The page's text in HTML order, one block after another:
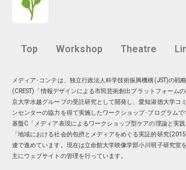
Top Workshop Theatre
メディア･コンテは、独立行政法人科学技術振興機構(JST)の戦
(CREST)「情報デザインによる市民芸術創出プラットフォーム
京大学水越グループの受託研究として開発し、愛知淑徳大学コ
ンセンターの協力を得て実施したワークショップ･プログラム
基盤C「メディア表現によるワークショップ型ケアの理論と実
「地域における社会的包摂とメディアをめぐる実証的研究
連で進めています。現在は立命館大学映像学部小川明子研究室
主にウェブサイトの管理を行っています。